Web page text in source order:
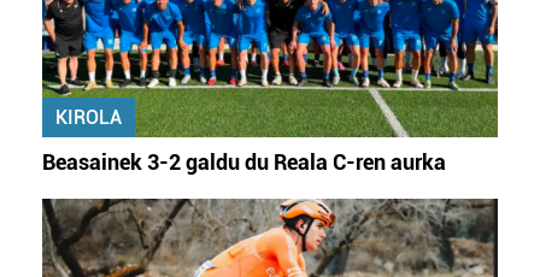
KIROLA
Beasainek 3-2 galdu du Reala C-ren aurka